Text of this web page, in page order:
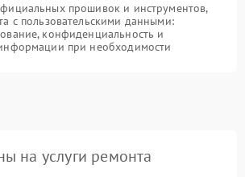
прошивок и инструментов,
с пользовательскими данными:
конфиденциальность и
при необходимости
на услуги ремонта